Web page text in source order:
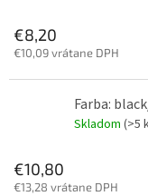
€8,20
€10,09 vrátane DPH
Farba:
Skladom (>5
€10,80
€13,28 vrátane DPH